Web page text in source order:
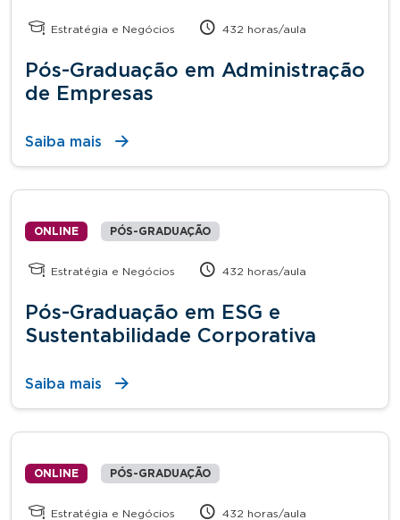
Estratégia e Negócios 432 horas/aula
Pós-Graduação em Administração
de Empresas
Saiba mais
ONLINE PÓS-GRADUAÇÃO
Estratégia e Negócios 432 horas/aula
Pós-Graduação em ESG e
Sustentabilidade Corporativa
Saiba mais
ONLINE PÓS-GRADUAÇÃO
Estratégia e Negócios 432 horas/aula